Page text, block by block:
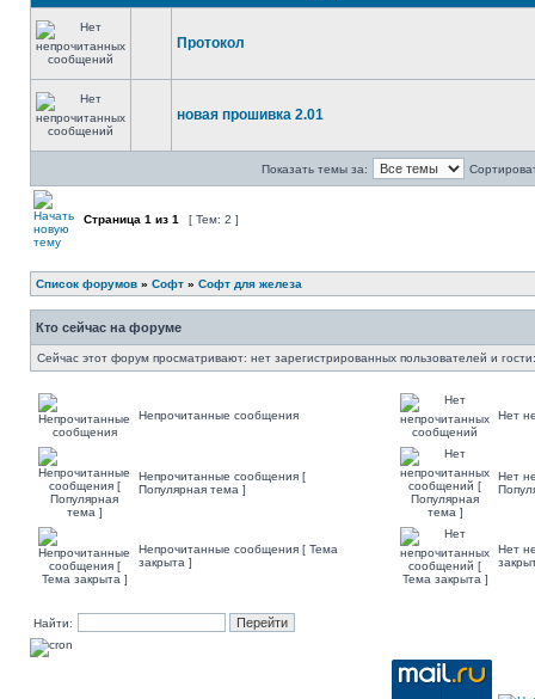
Протокол
новая прошивка 2.01
Показать темы за:
Страница 1 из 1 [ Тем: 2 ]
Список форумов » Софт » Софт для железа
Кто сейчас на форуме
Сейчас этот форум просматривают: нет зарегистрированных пользователей и
Непрочитанные сообщения Нет
Непрочитанные сообщения [
Популярная тема ]
Нет
Непрочитанные сообщения [ Тема
закрыта ]
Нет
Найти: